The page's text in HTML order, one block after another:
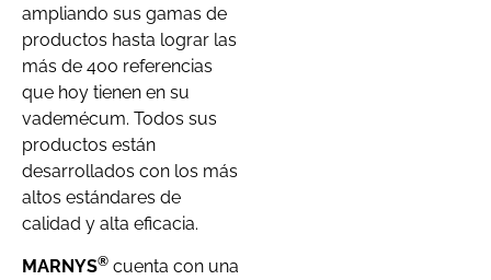
ampliando sus gamas de
productos hasta lograr las
más de 400 referencias
que hoy tienen en su
vademécum. Todos sus
productos están
desarrollados con los más
altos estándares de
calidad y alta eficacia.
MARNYS® cuenta con una